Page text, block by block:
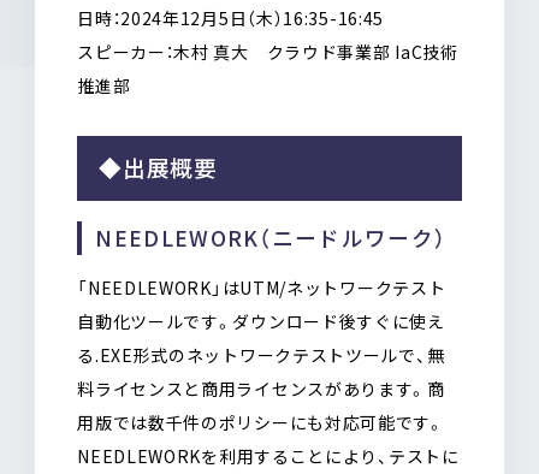
日時：2024年12月5日（木）16:35-16:45
スピーカー：木村 真大 クラウド事業部 IaC技術
推進部
◆出展概要
NEEDLEWORK（ニードルワーク）
「NEEDLEWORK」はUTM/ネットワークテスト
自動化ツールです。ダウンロード後すぐに使え
る.EXE形式のネットワークテストツールで、無
料ライセンスと商用ライセンスがあります。商
用版では数千件のポリシーにも対応可能です。
NEEDLEWORKを利用することにより、テストに